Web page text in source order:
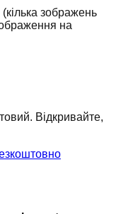
зображень
на
Відкривайте,